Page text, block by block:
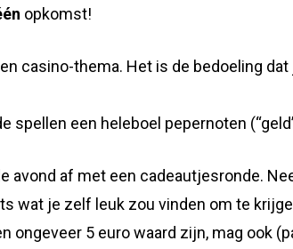
opkomst!
casino-thema. Het is de bedoeling
een heleboel pepernoten
avond af met een cadeautjesronde.
wat je zelf leuk zou vinden om te
ongeveer 5 euro waard zijn, mag ook